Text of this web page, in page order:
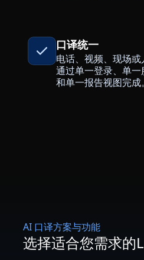
口译统一
电话、视频、现场
通过单一登录、单一
和单一报告视图完成。
AI 口译方案与功能
选择适合您需求的